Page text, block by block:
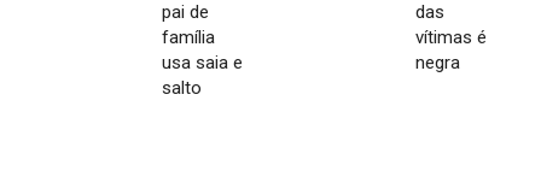
pai de
família
usa saia e
salto
das
vítimas é
negra